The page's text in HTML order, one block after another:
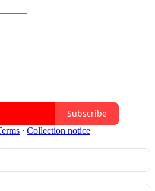
Subscribe
∙ Collection notice